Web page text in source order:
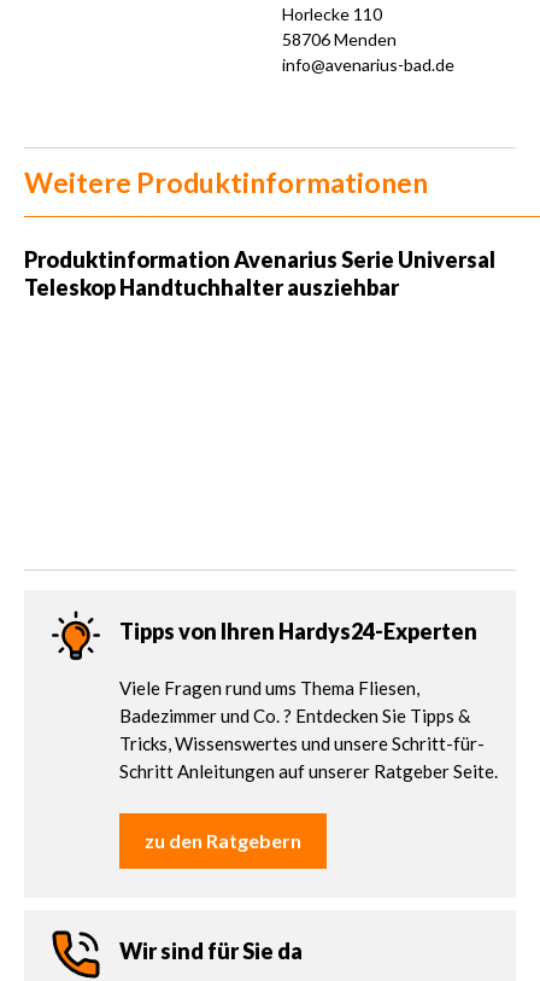
Horlecke 110
58706 Menden
info@avenarius-bad.de
Weitere Produktinformationen
ProduktinformationAvenarius Serie Universal
Teleskop Handtuchhalter ausziehbar
Tipps von Ihren Hardys24-Experten
Viele Fragen rund ums Thema Fliesen,
Badezimmer und Co. ? Entdecken Sie Tipps &
Tricks, Wissenswertes und unsere Schritt-für-
Schritt Anleitungen auf unserer Ratgeber Seite.
zu den Ratgebern
Wir sind für Sie da